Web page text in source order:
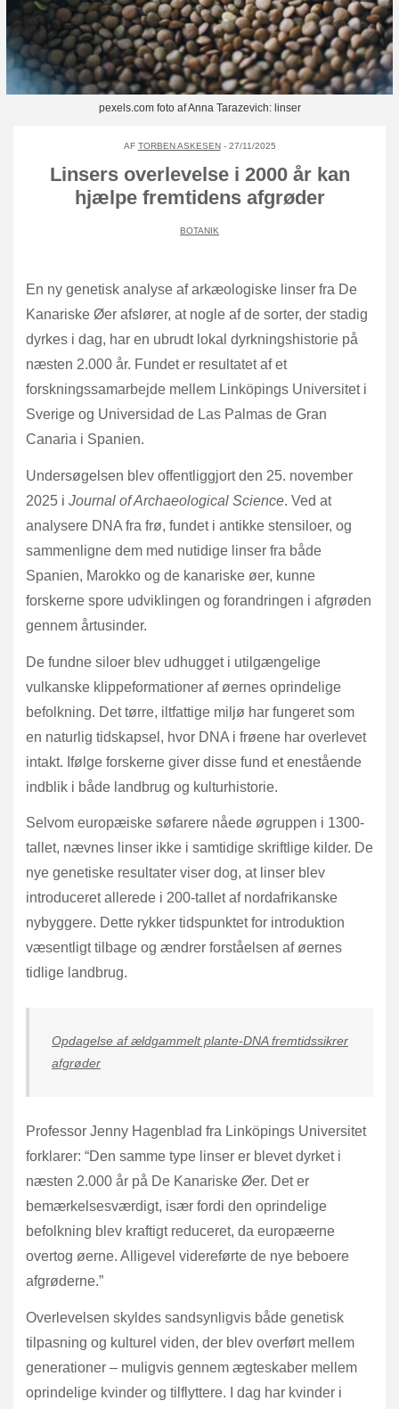
pexels.com foto af Anna Tarazevich: linser
AF TORBEN ASKESEN- 27/11/2025
Linsers overlevelse i 2000 år kan
hjælpe fremtidens afgrøder
BOTANIK
En ny genetisk analyse af arkæologiske linser fra De
Kanariske Øer afslører, at nogle af de sorter, der stadig
dyrkes i dag, har en ubrudt lokal dyrkningshistorie på
næsten 2.000 år. Fundet er resultatet af et
forskningssamarbejde mellem Linköpings Universitet i
Sverige og Universidad de Las Palmas de Gran
Canaria i Spanien.
Undersøgelsen blev offentliggjort den 25. november
2025 i Journal of Archaeological Science. Ved at
analysere DNA fra frø, fundet i antikke stensiloer, og
sammenligne dem med nutidige linser fra både
Spanien, Marokko og de kanariske øer, kunne
forskerne spore udviklingen og forandringen i afgrøden
gennem årtusinder.
De fundne siloer blev udhugget i utilgængelige
vulkanske klippeformationer af øernes oprindelige
befolkning. Det tørre, iltfattige miljø har fungeret som
en naturlig tidskapsel, hvor DNA i frøene har overlevet
intakt. Ifølge forskerne giver disse fund et enestående
indblik i både landbrug og kulturhistorie.
Selvom europæiske søfarere nåede øgruppen i 1300-
tallet, nævnes linser ikke i samtidige skriftlige kilder. De
nye genetiske resultater viser dog, at linser blev
introduceret allerede i 200-tallet af nordafrikanske
nybyggere. Dette rykker tidspunktet for introduktion
væsentligt tilbage og ændrer forståelsen af øernes
tidlige landbrug.
Opdagelse af ældgammelt plante-DNA fremtidssikrer
afgrøder
Professor Jenny Hagenblad fra Linköpings Universitet
forklarer: “Den samme type linser er blevet dyrket i
næsten 2.000 år på De Kanariske Øer. Det er
bemærkelsesværdigt, især fordi den oprindelige
befolkning blev kraftigt reduceret, da europæerne
overtog øerne. Alligevel videreførte de nye beboere
afgrøderne.”
Overlevelsen skyldes sandsynligvis både genetisk
tilpasning og kulturel viden, der blev overført mellem
generationer – muligvis gennem ægteskaber mellem
oprindelige kvinder og tilflyttere. I dag har kvinder i